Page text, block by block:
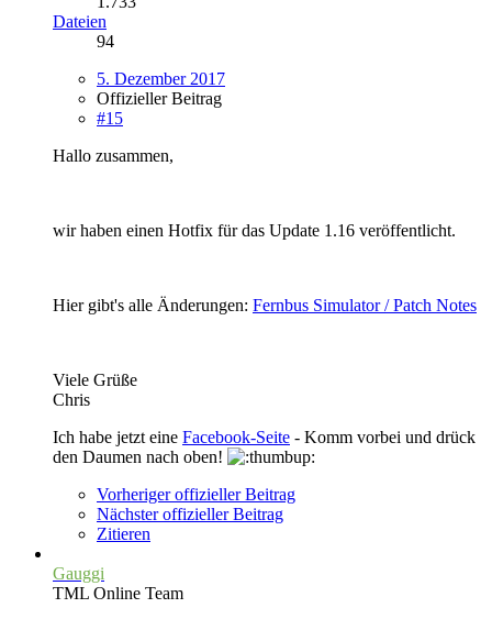
Dateien
94
5. Dezember 2017
Offizieller Beitrag
#15
Hallo zusammen,
wir haben einen Hotfix für das Update 1.16 veröffentlicht.
Hier gibt's alle Änderungen: Fernbus Simulator / Patch Notes
Viele Grüße
Chris
Ich habe jetzt eine Facebook-Seite - Komm vorbei und drück
den Daumen nach oben!
Vorheriger offizieller Beitrag
Nächster offizieller Beitrag
Zitieren
Gauggi
TML Online Team